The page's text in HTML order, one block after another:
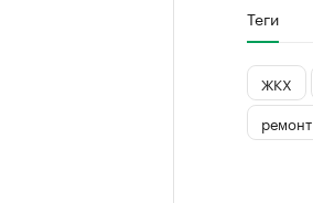
Теги
ЖКХ
ремонт